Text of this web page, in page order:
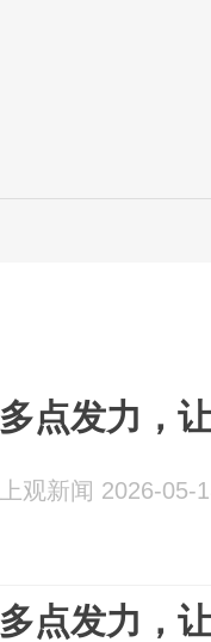
多点发力，
上观新闻 2026-05-
多点发力，